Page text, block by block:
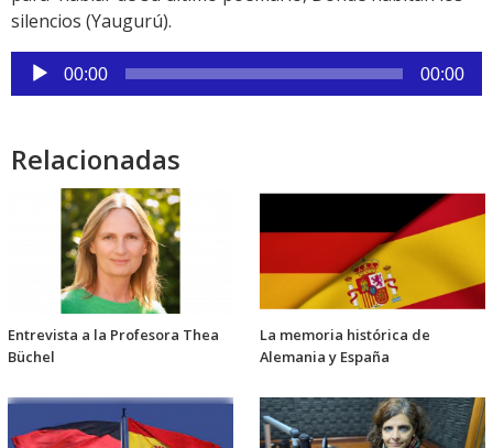
silencios (Yaugurú).
Reproductor
de
00:00 00:00
Relacionadas
Entrevista a la Profesora Thea
Büchel
La memoria histórica de
Alemania y España